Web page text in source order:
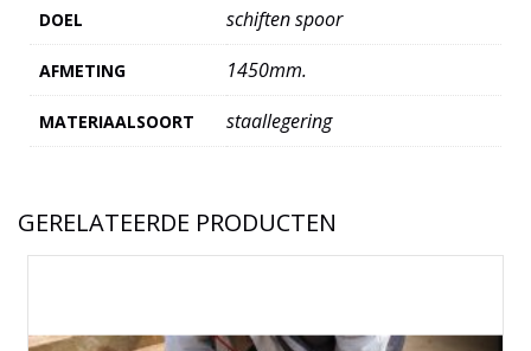
DOEL schiften spoor
AFMETING 1450mm.
MATERIAALSOORT staallegering
GERELATEERDE PRODUCTEN